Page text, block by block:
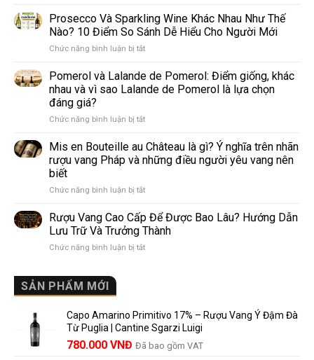
giống
nho
trắng
làm
vang
phổ
thế
Prosecco Và Sparkling Wine Khác Nhau Như Thế
Nào? 10 Điểm So Sánh Dễ Hiểu Cho Người Mới
Chức năng bình luận bị tắtở
Và
Sparkling
Wine
Nhau
Thế
Nào?
10
So
Dễ
Hiểu
Người
Pomerol và Lalande de Pomerol: Điểm giống, khác
nhau và vì sao Lalande de Pomerol là lựa chọn
đáng giá?
Chức năng bình luận bị tắtở
và
Lalande
de
Điểm
khác
nhau
và
vì
lựa
chọn
đáng
Mis en Bouteille au Château là gì? Ý nghĩa trên nhãn
rượu vang Pháp và những điều người yêu vang nên
biết
Chức năng bình luận bị tắtở
en
Bouteille
au
Château
nhãn
rượu
vang
Rượu Vang Cao Cấp Để Được Bao Lâu? Hướng Dẫn
Lưu Trữ Và Trưởng Thành
Chức năng bình luận bị tắtở
Được
Bao
Lâu?
Hướng
SẢN PHẨM MỚI
Capo Amarino Primitivo 17% – Rượu Vang Ý Đậm Đà
Từ Puglia | Cantine Sgarzi Luigi
Giá
780.000 VNĐ Giá
Đã bao gồm VAT